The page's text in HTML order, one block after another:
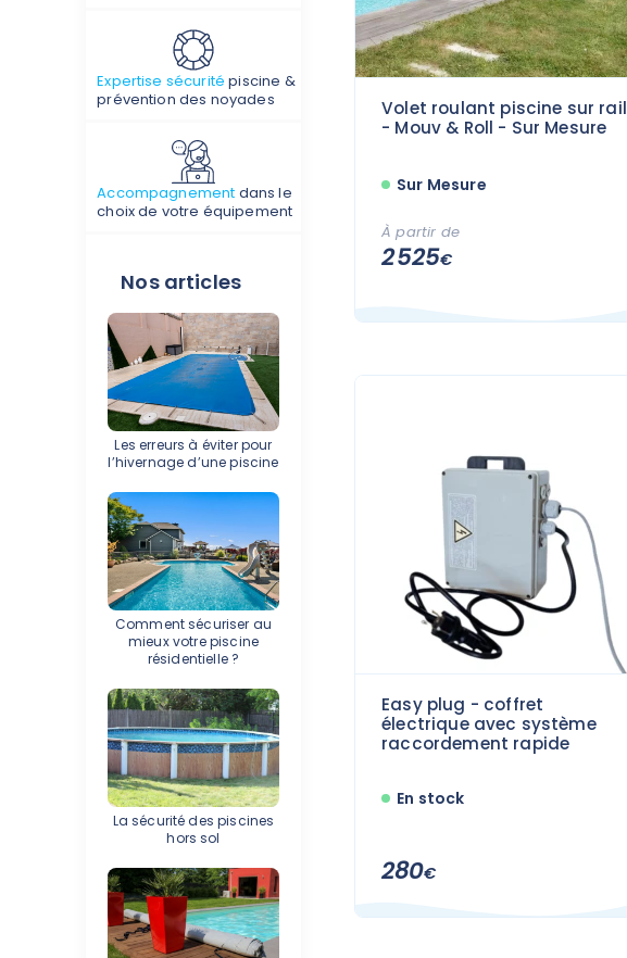
Expertise sécurité piscine &
prévention des noyades
Accompagnement dans le
choix de votre équipement
Nos articles
Les erreurs à éviter pour
l’hivernage d’une piscine
Comment sécuriser au
mieux votre piscine
résidentielle ?
La sécurité des piscines
hors sol
Volet roulant piscine sur rail
- Mouv & Roll - Sur Mesure
Sur Mesure
À partir de
2 525€
Easy plug - coffret
électrique avec système
raccordement rapide
En stock
280€